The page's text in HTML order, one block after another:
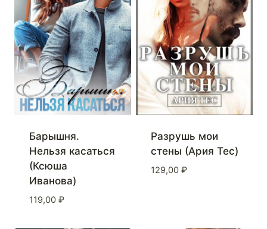
Барышня.
Нельзя касаться
(Ксюша
Иванова)
119,00 ₽
Разрушь мои
стены (Ария Тес)
129,00 ₽